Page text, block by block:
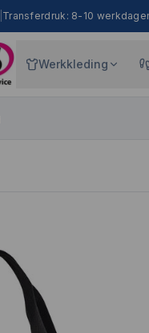
Transferdruk: 8-10
Werkkleding